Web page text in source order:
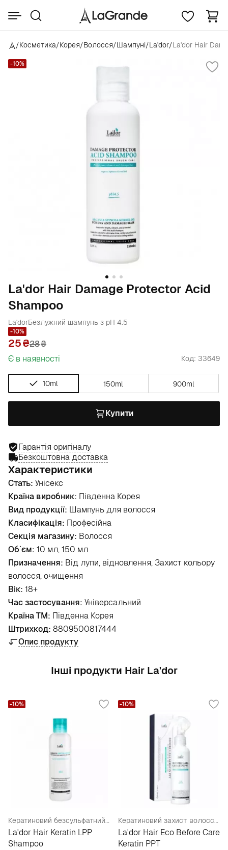
/Косметика/Корея/Волосся/Шампуні/La'dor/La'dor Hair
-10%
La'dor Hair Damage Protector Acid
Shampoo
La'dorБезлужний шампунь з pH 4.5
-10%
25 28₴
Є в наявності
Код: 33649
10ml 150ml 900ml
Купити
Гарантія оригіналу
Безкоштовна доставка
Характеристики
Стать: Унісекс
Країна виробник: Південна Корея
Вид продукції: Шампунь для волосся
Класифікація: Професійна
Секція магазину: Волосся
Об`єм: 10 мл, 150 мл
Призначення: Від лупи, відновлення, Захист кольору
волосся, очищення
Вік: 18+
Час застосування: Універсальний
Країна ТМ: Південна Корея
Штрихкод: 8809500817444
Опис продукту
Інші продукти Hair La'dor
Кератиновий безсульфатний шампунь
La'dor Hair Keratin LPP
Shampoo
-10%
Кератиновий захист волосся під час фарбування
La'dor Hair Eco Before Care
Keratin PPT
-10%